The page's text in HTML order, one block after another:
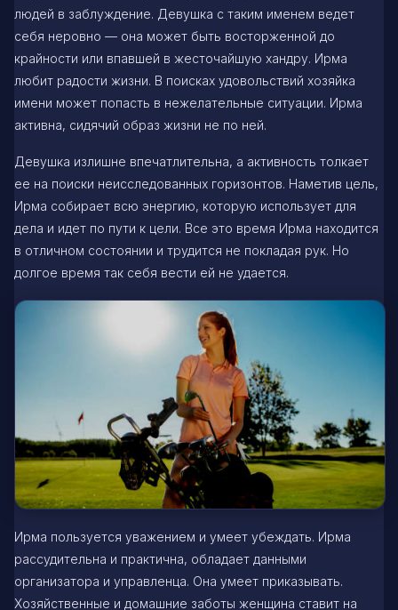
людей в заблуждение. Девушка с таким именем ведет
себя неровно — она может быть восторженной до
крайности или впавшей в жесточайшую хандру. Ирма
любит радости жизни. В поисках удовольствий хозяйка
имени может попасть в нежелательные ситуации. Ирма
активна, сидячий образ жизни не по ней.
Девушка излишне впечатлительна, а активность толкает
ее на поиски неисследованных горизонтов. Наметив цель,
Ирма собирает всю энергию, которую использует для
дела и идет по пути к цели. Все это время Ирма находится
в отличном состоянии и трудится не покладая рук. Но
долгое время так себя вести ей не удается.
Ирма пользуется уважением и умеет убеждать. Ирма
рассудительна и практична, обладает данными
организатора и управленца. Она умеет приказывать.
Хозяйственные и домашние заботы женщина ставит на